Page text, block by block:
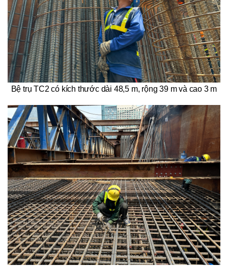
Bệ trụ TC2 có kích thước dài 48,5 m, rộng 39 m và cao 3 m